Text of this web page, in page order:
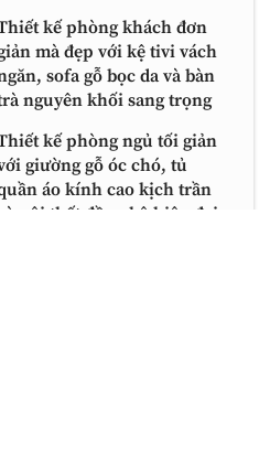
kế phòng khách đơn
mà đẹp với kệ tivi vách
sofa gỗ bọc da và bàn
nguyên khối sang trọng
kế phòng ngủ tối giản
giường gỗ óc chó, tủ
áo kính cao kịch trần
và nội thất đồng bộ hiện đại